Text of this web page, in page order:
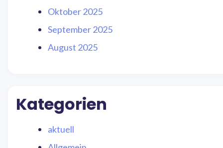
Oktober 2025
September 2025
August 2025
Kategorien
aktuell